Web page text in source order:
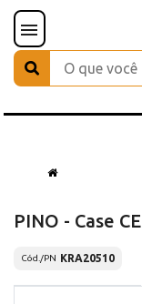
PINO - Case CE
Cód./PN KRA20510